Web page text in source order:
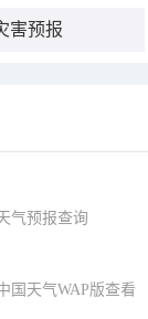
害预报
气预报查询
国天气WAP版查看